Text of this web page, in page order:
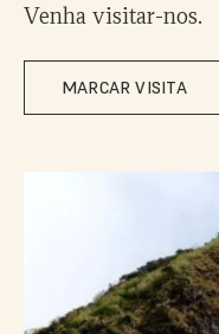
Venha visitar-nos.
MARCAR VISITA